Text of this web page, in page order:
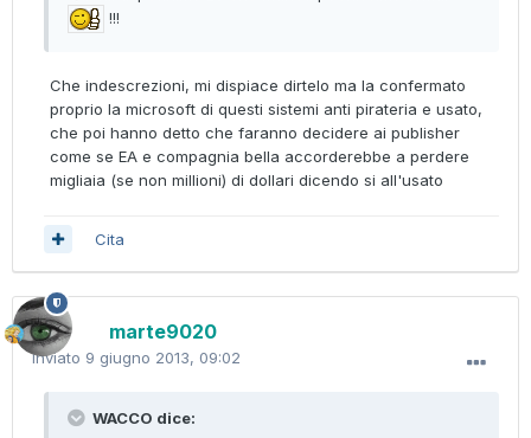
!!!
Che indescrezioni, mi dispiace dirtelo ma la confermato
proprio la microsoft di questi sistemi anti pirateria e usato,
che poi hanno detto che faranno decidere ai publisher
come se EA e compagnia bella accorderebbe a perdere
migliaia (se non millioni) di dollari dicendo si all'usato
Cita
marte9020
Inviato 9 giugno 2013, 09:02
WACCO dice: